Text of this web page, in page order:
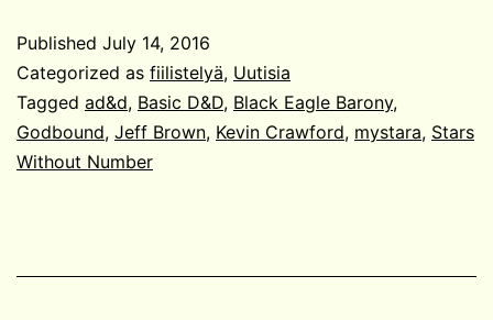
Published July 14, 2016
Categorized as fiilistelyä, Uutisia
Tagged ad&d, Basic D&D, Black Eagle Barony,
Godbound, Jeff Brown, Kevin Crawford, mystara, Stars
Without Number